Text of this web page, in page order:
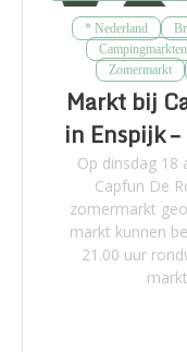
* Nederland
Zomermarkt
Markt bij
in Enspijk
Op dinsdag 18
Capfun De
zomermarkt
markt kunnen
21.00 uur